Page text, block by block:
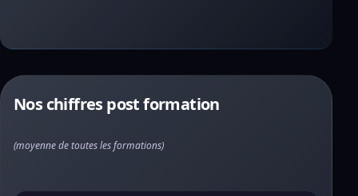
Nos chiffres post formation
(moyenne de toutes les formations)